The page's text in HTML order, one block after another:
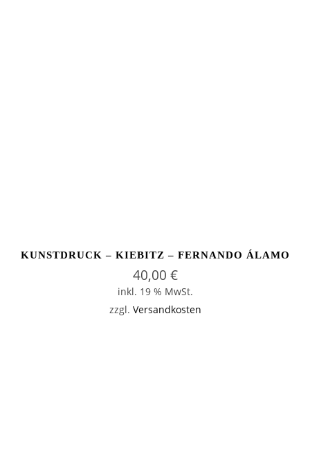
KUNSTDRUCK – KIEBITZ – FERNANDO ÁLAMO
40,00 €
inkl. 19 % MwSt.
zzgl. Versandkosten